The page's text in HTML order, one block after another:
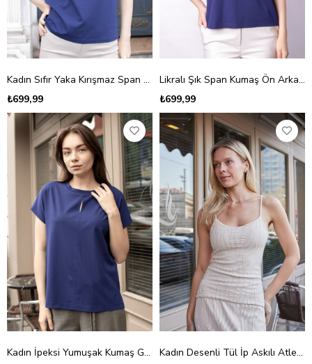
Kadın Sıfır Yaka Kırışmaz Span Karışımlı Şık Kısa Kol Likralı T-shirt Bluz-İndigo
₺699,99
Likralı Şık Span Kumaş Ön Arka V Yaka Düşük Omuzlu Bluz-İndigo
₺699,99
Kadın İpeksi Yumuşak Kumaş Geniş Sıfır Yaka Önü Pencereli Yanları Yırtmaçlı Tshirt Bluz-İndigo
Kadın Desenli Tül İp Askılı Atlet-Bej